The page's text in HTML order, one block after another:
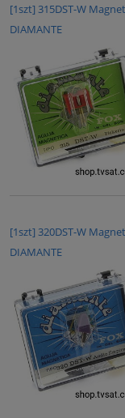
[1szt] 315DST-W
DIAMANTE
[1szt] 320DST-W
DIAMANTE